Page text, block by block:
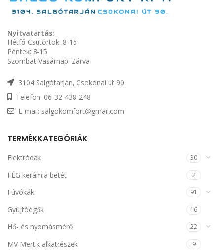
Nyitvatartás:
Hétfő-Csütörtök: 8-16
Péntek: 8-15
Szombat-Vasárnap: Zárva
3104 Salgótarján, Csokonai út 90.
Telefon: 06-32-438-248
E-mail: salgokomfort@gmail.com
TERMÉKKATEGÓRIÁK
Elektródák 30
FÉG kerámia betét 2
Fúvókák 91
Gyújtóégők 16
Hő- és nyomásmérő 22
MV Mertik alkatrészek 9